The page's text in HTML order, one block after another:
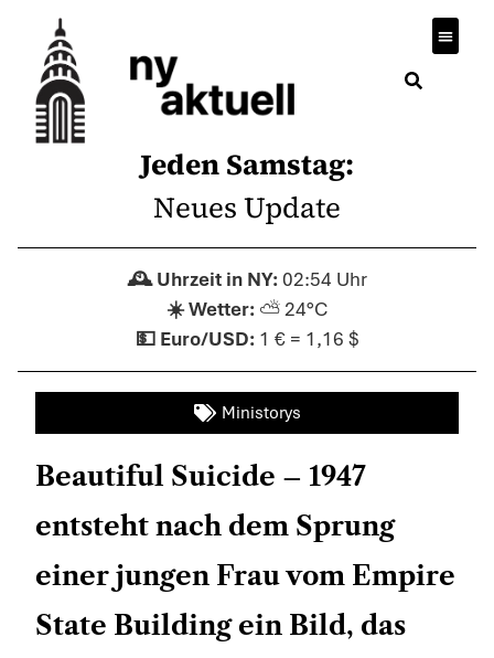
Jeden Samstag:
Neues Update
02:54 Uhr
⛅ 24°C
1 € = 1,16 $
Ministorys
Beautiful Suicide – 1947
entsteht nach dem Sprung
einer jungen Frau vom Empire
State Building ein Bild, das